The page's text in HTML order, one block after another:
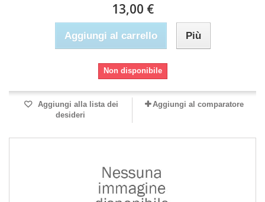
13,00 €
Aggiungi al carrello Più
Non disponibile
Aggiungi alla lista dei
desideri
Aggiungi al comparatore